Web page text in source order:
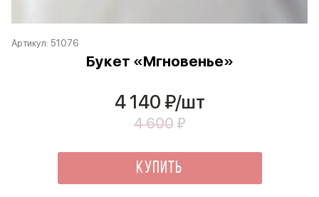
Артикул: 51076
Букет «Мгновенье»
4 140 ₽/шт
4 600₽
Купить